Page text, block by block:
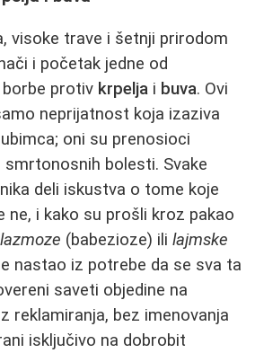
visoke trave i šetnji prirodom
i početak jedne od
protiv krpelja i buva. Ovi
neprijatnost koja izaziva
oni su prenosioci
smrtonosnih bolesti. Svake
deli iskustva o tome koje
ne, i kako su prošli kroz pakao
(babezioze) ili lajmske
nastao iz potrebe da se sva ta
saveti objedine na
reklamiranja, bez imenovanja
isključivo na dobrobit